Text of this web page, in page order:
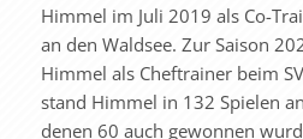
Himmel im Juli 2019 als Co-
an den Waldsee. Zur Saison
Himmel als Cheftrainer beim
stand Himmel in 132 Spielen
denen 60 auch gewonnen